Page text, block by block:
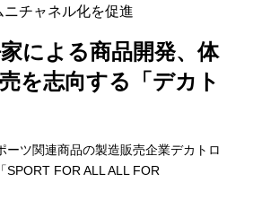
チャネル化を促進
による商品開発、体
を志向する「デカト
ーツ関連商品の製造販売企業デカトロ
SPORT FOR ALL ALL FOR